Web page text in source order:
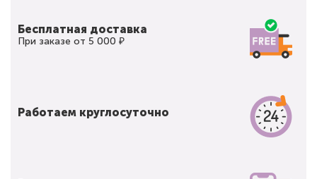
Бесплатная доставка
При заказе от 5 000 ₽
Работаем круглосуточно